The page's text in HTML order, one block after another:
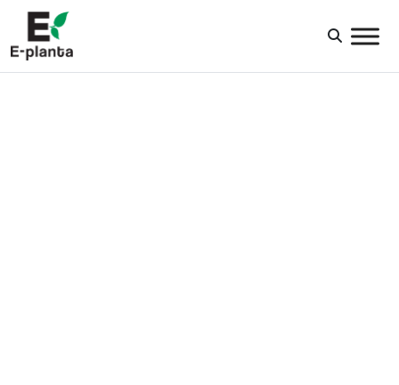
HUVUDNAVIGERING